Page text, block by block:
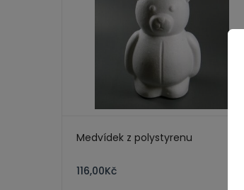
Medvídek z polystyrenu
116,00Kč